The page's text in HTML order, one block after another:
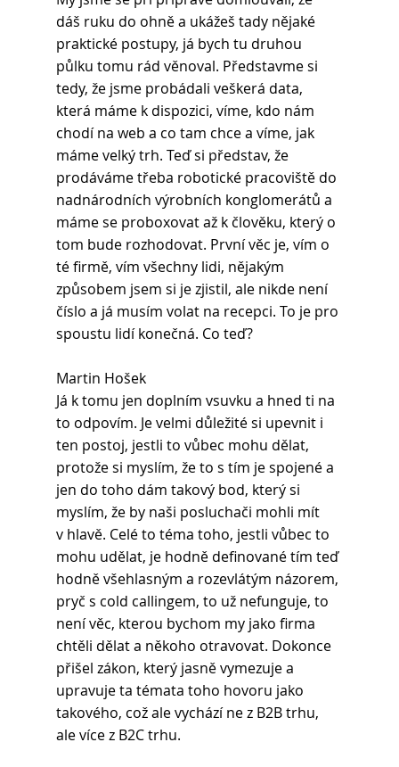
dáš ruku do ohně a ukážeš tady nějaké
praktické postupy, já bych tu druhou
půlku tomu rád věnoval. Představme si
tedy, že jsme probádali veškerá data,
která máme k dispozici, víme, kdo nám
chodí na web a co tam chce a víme, jak
máme velký trh. Teď si představ, že
prodáváme třeba robotické pracoviště do
nadnárodních výrobních konglomerátů a
máme se proboxovat až k člověku, který o
tom bude rozhodovat. První věc je, vím o
té firmě, vím všechny lidi, nějakým
způsobem jsem si je zjistil, ale nikde není
číslo a já musím volat na recepci. To je pro
spoustu lidí konečná. Co teď?
Martin Hošek
Já k tomu jen doplním vsuvku a hned ti na
to odpovím. Je velmi důležité si upevnit i
ten postoj, jestli to vůbec mohu dělat,
protože si myslím, že to s tím je spojené a
jen do toho dám takový bod, který si
myslím, že by naši posluchači mohli mít
v hlavě. Celé to téma toho, jestli vůbec to
mohu udělat, je hodně definované tím teď
hodně všehlasným a rozevlátým názorem,
pryč s cold callingem, to už nefunguje, to
není věc, kterou bychom my jako firma
chtěli dělat a někoho otravovat. Dokonce
přišel zákon, který jasně vymezuje a
upravuje ta témata toho hovoru jako
takového, což ale vychází ne z B2B trhu,
ale více z B2C trhu.